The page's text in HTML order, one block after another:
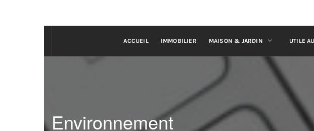
ACCUEIL IMMOBILIER MAISON & JARDIN UTILE
Environnement